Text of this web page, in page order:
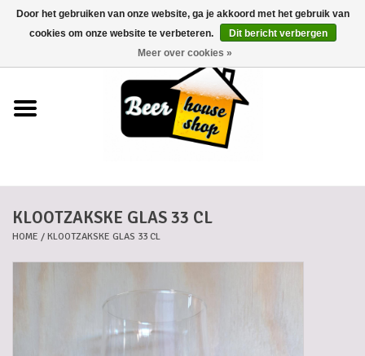
0 Artikelen - €0,00
Biermanden
Blikken
KLOOTZAKSKE GLAS 33 CL
HOME / KLOOTZAKSKE GLAS 33 CL
Door het gebruiken van onze website, ga je akkoord met het gebruik van
cookies om onze website te verbeteren.
Dit bericht verbergen
Meer over cookies »